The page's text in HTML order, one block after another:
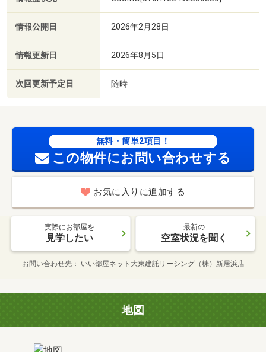
情報公開日 2026年2月28日
情報更新日 2026年8月5日
次回更新予定日 随時
無料・簡単2項目！
この物件にお問い合わせする
お気に入りに追加する
実際にお部屋を
見学したい
最新の
空室状況を聞く
お問い合わせ先 いい部屋ネット大東建託リーシング（株）新居浜店
地図